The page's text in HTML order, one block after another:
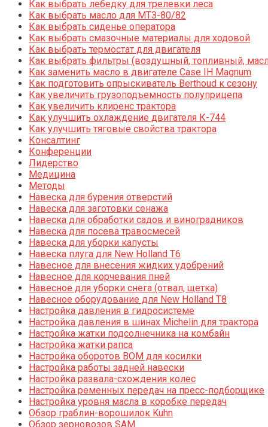
Как выбрать лебедку для трелевки леса
Как выбрать масло для МТЗ-80/82
Как выбрать сиденье оператора
Как выбрать смазочные материалы для ходовой
Как выбрать термостат для двигателя
Как выбрать фильтры (воздушный, топливный,
Как заменить масло в двигателе Case IH Magnum
Как подготовить опрыскиватель Berthoud к сезону
Как увеличить грузоподъемность полуприцепа
Как увеличить клиренс трактора
Как улучшить охлаждение двигателя К-744
Как улучшить тяговые свойства трактора
Консалтинг
Конференции
Лидерство
Медицина
Методы
Навеска для бурения отверстий
Навеска для заготовки сенажа
Навеска для обработки садов и виноградников
Навеска для посева травосмесей
Навеска для уборки капусты
Навеска плуга для New Holland T6
Навесное для внесения жидких удобрений
Навесное для корчевания пней
Навесное для уборки снега (отвал, щетка)
Навесное оборудование для New Holland T8
Настройка давления в гидросистеме
Настройка давления в шинах Michelin для трактора
Настройка жатки подсолнечника на комбайн
Настройка жатки рапса
Настройка оборотов ВОМ для косилки
Настройка работы задней навески
Настройка развала-схождения колес
Настройка ременных передач на пресс-подборщике
Настройка уровня масла в коробке передач
Обзор граблин-ворошилок Kuhn
Обзор зерновозов SAM